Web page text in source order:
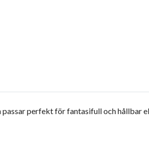
passar perfekt för fantasifull och hållbar